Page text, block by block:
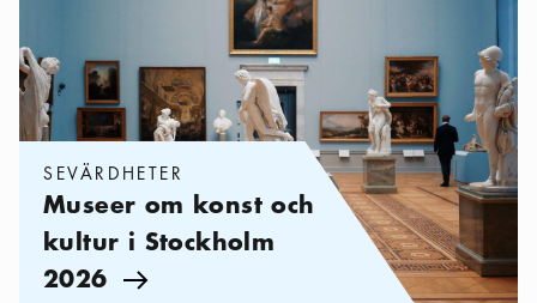
SEVÄRDHETER
Museer om konst och
kultur i Stockholm
2026 Pil ikon